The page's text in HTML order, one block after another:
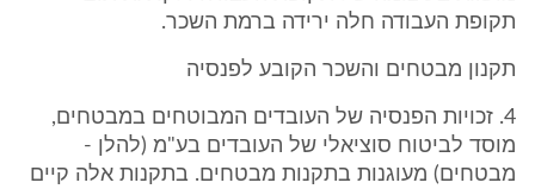
תקופת העבודה חלה ירידה ברמת השכר.
תקנון מבטחים והשכר הקובע לפנסיה
4. זכויות הפנסיה של העובדים המבוטחים במבטחים,
מוסד לביטוח סוציאלי של העובדים בע"מ (להלן -
מבטחים) מעוגנות בתקנות מבטחים. בתקנות אלה קיים